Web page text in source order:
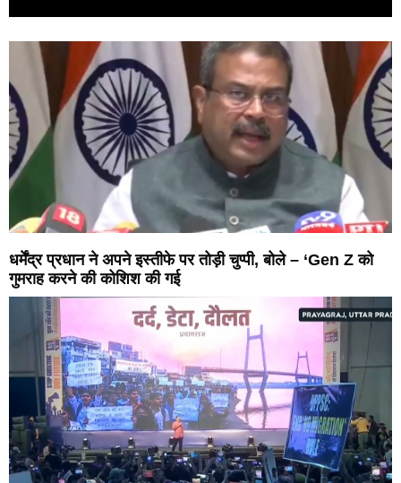
धर्मेंद्र प्रधान ने अपने इस्तीफे पर तोड़ी चुप्पी, बोले – ‘Gen Z को
गुमराह करने की कोशिश की गई